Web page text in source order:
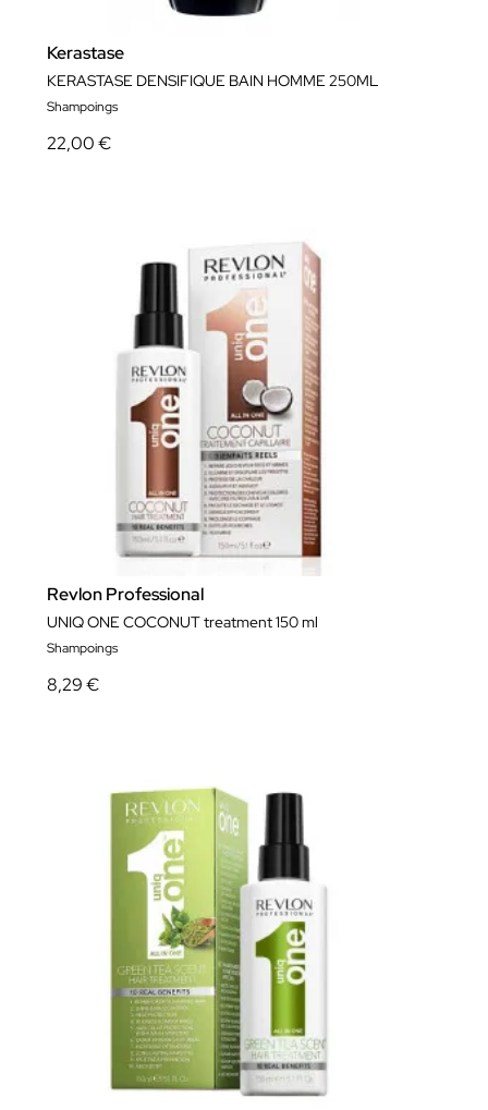
Kerastase
KERASTASE DENSIFIQUE BAIN HOMME 250ML
Shampoings
22,00 €
Revlon Professional
UNIQ ONE COCONUT treatment 150 ml
Shampoings
8,29 €